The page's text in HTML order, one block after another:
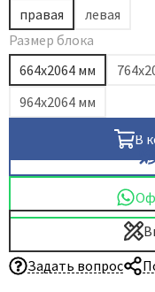
правая
левая
Размер блока
664х2064 мм
964х2064 мм
В
Задать вопрос